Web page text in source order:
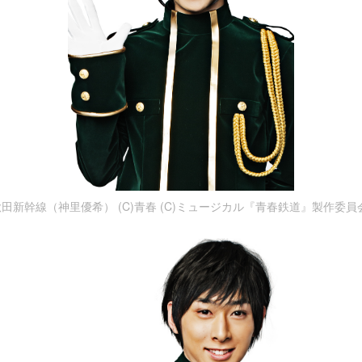
新幹線（神里優希） (C)青春 (C)ミュージカル『青春鉄道』製作委員